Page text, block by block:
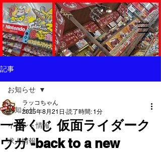
記事
お知らせ
イベント情報
求人情報
お知らせ
一番くじ 仮面ライダーク
ウガ -back to a new
ラッコちゃん
2025年8月21日 読了時間: 1分